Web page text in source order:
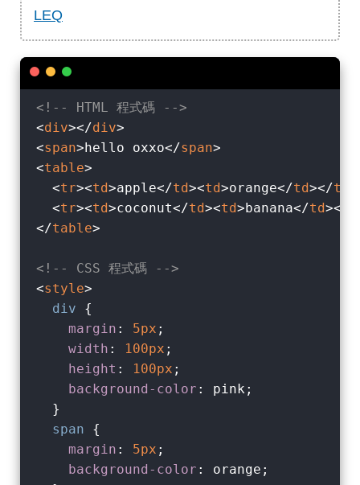
LEQ
<!-- HTML 程式碼 -->
<div></div>
<span>hello oxxo</span>
<table>
<tr><td>apple</td><td>orange</td></tr
<tr><td>coconut</td><td>banana</td></
</table>
<!-- CSS 程式碼 -->
<style>
div {
margin : 5px ;
width : 100px ;
height : 100px ;
background-color : pink;
  }
span {
margin : 5px ;
background-color : orange;